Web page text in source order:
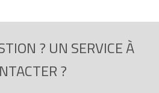
? UN SERVICE À
?